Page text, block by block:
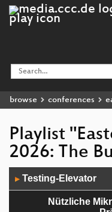
browse conferences
Playlist
2026: The
Player
▶ Testing-Elevator
Nützliche